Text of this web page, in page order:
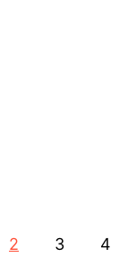
2 3 4